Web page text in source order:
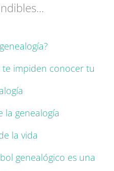
impiden conocer tu
la genealogía
la vida
genealógico es una